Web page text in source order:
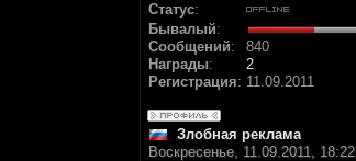
Статус:
Бывалый:
Сообщений:
840
Награды:
2
Регистрация: 11.09.2011
Злобная реклама
Воскресенье, 11.09.2011, 18:22